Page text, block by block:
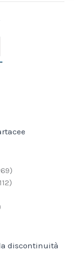
discontinuità